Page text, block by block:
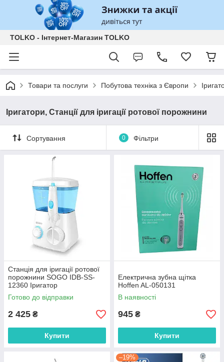
TOLKO - Інтернет-Магазин TOLKO
Товари та послуги Побутова техніка з Європи
Іригатори, Станції для іригації ротової порожнини
Сортування 0 Фільтри
Станція для іригації ротової
порожнини SOGO IDB-SS-
12360 Іригатор
Готово до відправки
2 425 ₴
Купити
Електрична зубна щітка
Hoffen AL-050131
В наявності
945 ₴
Купити
–19%